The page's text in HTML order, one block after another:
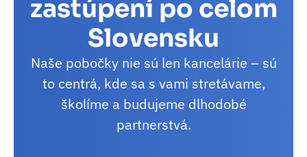
zastúpení po celom
Slovensku
Naše pobočky nie sú len kancelárie – sú
to centrá, kde sa s vami stretávame,
školíme a budujeme dlhodobé
partnerstvá.